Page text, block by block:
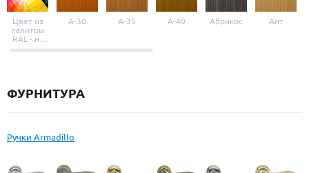
Цвет из
палитры
RAL - на
выбор
A-30 A-35 A-40 Абрикос Ант
ФУРНИТУРА
Ручки Armadillo